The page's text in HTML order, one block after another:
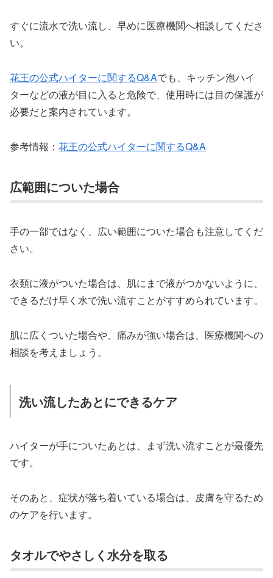
すぐに流水で洗い流し、早めに医療機関へ相談してくださ
い。
花王の公式ハイターに関するQ&Aでも、キッチン泡ハイ
ターなどの液が目に入ると危険で、使用時には目の保護が
必要だと案内されています。
参考情報： 花王の公式ハイターに関するQ&A
広範囲についた場合
手の一部ではなく、広い範囲についた場合も注意してくだ
さい。
衣類に液がついた場合は、肌にまで液がつかないように、
できるだけ早く水で洗い流すことがすすめられています。
肌に広くついた場合や、痛みが強い場合は、医療機関への
相談を考えましょう。
洗い流したあとにできるケア
ハイターが手についたあとは、まず洗い流すことが最優先
です。
そのあと、症状が落ち着いている場合は、皮膚を守るため
のケアを行います。
タオルでやさしく水分を取る